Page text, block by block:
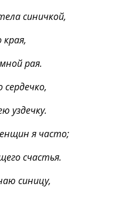
синичкой,
рая.
уздечку.
я часто;
счастья.
синицу,